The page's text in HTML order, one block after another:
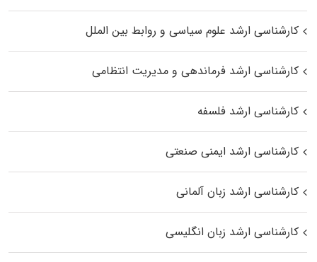
کارشناسی ارشد علوم سیاسی و روابط بین الملل
کارشناسی ارشد فرماندهی و مدیریت انتظامی
کارشناسی ارشد فلسفه
کارشناسی ارشد ایمنی صنعتی
کارشناسی ارشد زبان آلمانی
کارشناسی ارشد زبان انگلیسی